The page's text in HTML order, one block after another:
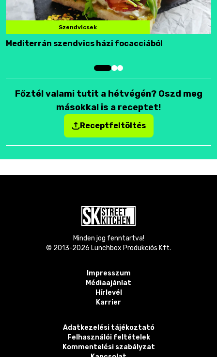
Szendvicsek
Mediterrán szendvics házi focacciából
Főztél valami tutit a hétvégén? Oszd meg
másokkal is a receptet!
Receptfeltöltés
Minden jog fenntartva!
© 2013-2026 Lunchbox Produkciós Kft.
Impresszum
Médiaajánlat
Hírlevél
Karrier
Adatkezelési tájékoztató
Felhasználói feltételek
Kommentelési szabályzat